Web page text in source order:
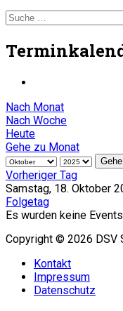
Nach Monat
Nach Woche
Heute
Gehe zu Monat
Vorheriger Tag
Samstag, 18. Oktober
Folgetag
Es wurden keine
Copyright © 2026 DSV
Kontakt
Impressum
Datenschutz